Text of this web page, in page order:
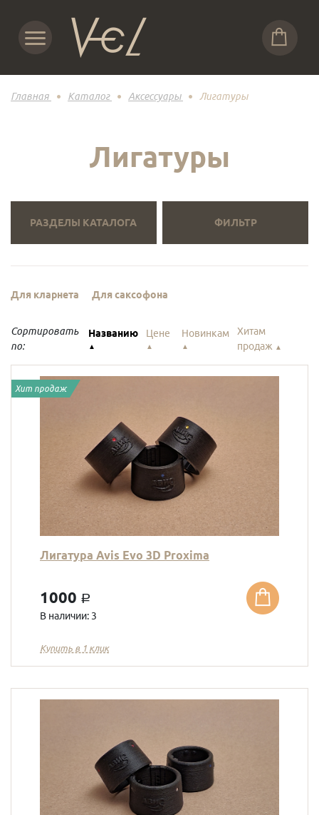
Главная Каталог Аксессуары Лигатуры
РАЗДЕЛЫ КАТАЛОГА ФИЛЬТР
Лигатуры
Для кларнета Для саксофона
Сортировать
по:
Названию
▲
Цене
▲
Новинкам
▲
Хитам
продаж ▲
Хит продаж
Лигатура Avis Evo 3D Proxima
1000 a
В наличии: 3
Купить в 1 клик